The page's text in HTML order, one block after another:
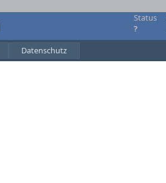
Status
?
Datenschutz